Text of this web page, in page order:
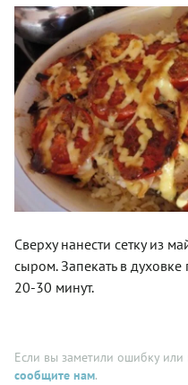
Сверху нанести сетку из
сыром. Запекать в
20-30 минут.
Если вы заметили ошибку или
сообщите нам.